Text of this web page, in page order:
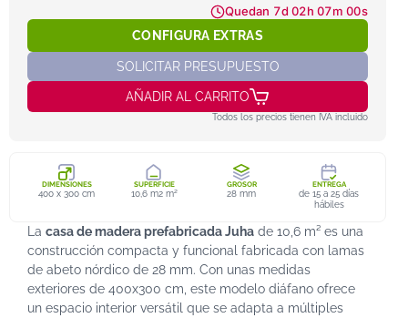
Quedan 7d 02h 07m 00s
CONFIGURA EXTRAS
SOLICITAR PRESUPUESTO
AÑADIR AL CARRITO
Todos los precios tienen IVA incluido
DIMENSIONES
400 x 300 cm
SUPERFICIE
10,6 m2 m²
GROSOR
28 mm
ENTREGA
de 15 a 25 días
hábiles
La casa de madera prefabricada Juha de 10,6 m² es una
construcción compacta y funcional fabricada con lamas
de abeto nórdico de 28 mm. Con unas medidas
exteriores de 400x300 cm, este modelo diáfano ofrece
un espacio interior versátil que se adapta a múltiples